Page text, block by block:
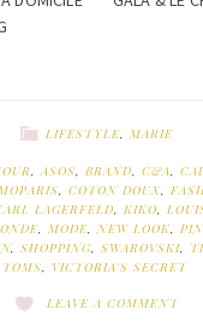
LIFESTYLE, MARIE
ASOS BRAND C&A
, COTON DOUX,
LAGERFELD, KIKO,
, MODE,NEW LOOK,
, SHOPPING, SWAROVSKI,
TOMS, VICTORIA'S SECRET
LEAVE A COMMENT